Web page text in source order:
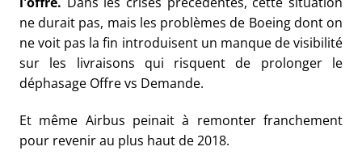
ne durait pas, mais les problèmes de Boeing dont on
ne voit pas la fin introduisent un manque de visibilité
sur les livraisons qui risquent de prolonger le
déphasage Offre vs Demande.
Et même Airbus peinait à remonter franchement
pour revenir au plus haut de 2018.